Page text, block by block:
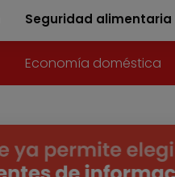
Seguridad alimentaria
Economía doméstica